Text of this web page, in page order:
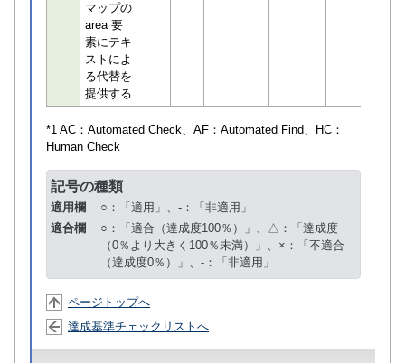
マップの
area 要
素にテキ
ストによ
る代替を
提供する
*1 AC： Automated Check、AF： Automated Find、HC：
Human Check
記号の種類
適用欄
○：「適用」、-：「非適用」
適合欄
○：「適合（達成度100％）」、△：「達成度
（0％より大きく100％未満）」、×：「不適合
（達成度0％）」、-：「非適用」
ページトップへ
達成基準チェックリストへ